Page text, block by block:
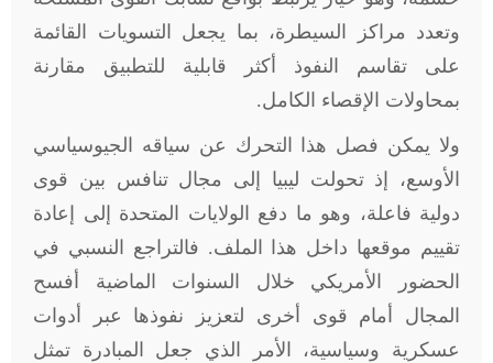
وتعدد مراكز السيطرة، بما يجعل التسويات القائمة
على تقاسم النفوذ أكثر قابلية للتطبيق مقارنة
بمحاولات الإقصاء الكامل.
ولا يمكن فصل هذا التحرك عن سياقه الجيوسياسي
الأوسع، إذ تحولت ليبيا إلى مجال تنافس بين قوى
دولية فاعلة، وهو ما دفع الولايات المتحدة إلى إعادة
تقييم موقعها داخل هذا الملف. فالتراجع النسبي في
الحضور الأمريكي خلال السنوات الماضية أفسح
المجال أمام قوى أخرى لتعزيز نفوذها عبر أدوات
عسكرية وسياسية، الأمر الذي جعل المبادرة تمثل